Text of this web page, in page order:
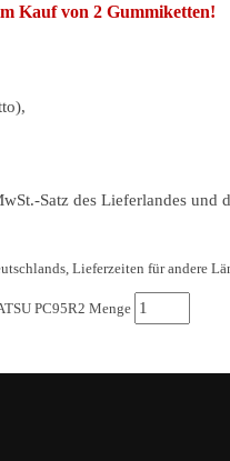
Kauf von 2 Gummiketten!
Satz des Lieferlandes
Lieferzeiten für andere
PC95R2 Menge